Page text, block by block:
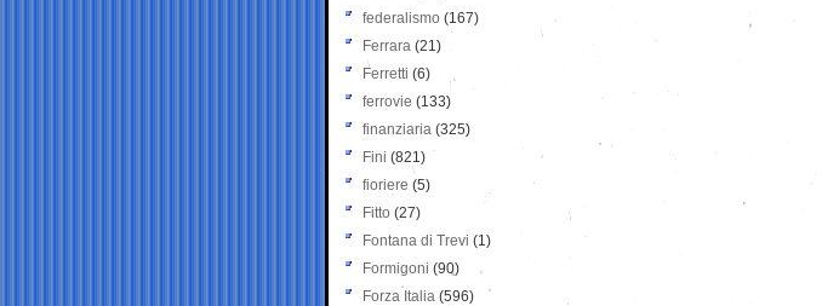
federalismo (167)
Ferrara (21)
Ferretti (6)
ferrovie (133)
finanziaria (325)
Fini (821)
fioriere (5)
Fitto (27)
Fontana di Trevi (1)
Formigoni (90)
Forza Italia (596)